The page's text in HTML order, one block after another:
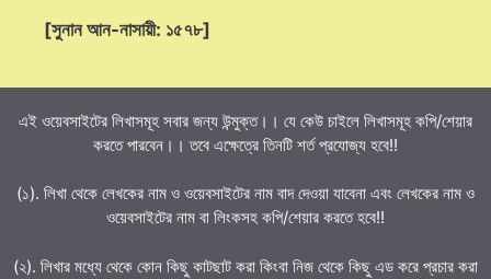
[সুনান আন-নাসায়ী: ১৫৭৮]
এই ওয়েবসাইটের লিখাসমূহ সবার জন্য উন্মুক্ত।। যে কেউ চাইলে লিখাসমূহ কপি/শেয়ার
করতে পারবেন।। তবে এক্ষেত্রে তিনটি শর্ত প্রযোজ্য হবে!!
(১). লিখা থেকে লেখকের নাম ও ওয়েবসাইটের নাম বাদ দেওয়া যাবেনা এবং লেখকের নাম ও
ওয়েবসাইটের নাম বা লিংকসহ কপি/শেয়ার করতে হবে!!
(২). লিখার মধ্যে থেকে কোন কিছু কাটছাট করা কিংবা নিজ থেকে কিছু এড করে প্রচার করা